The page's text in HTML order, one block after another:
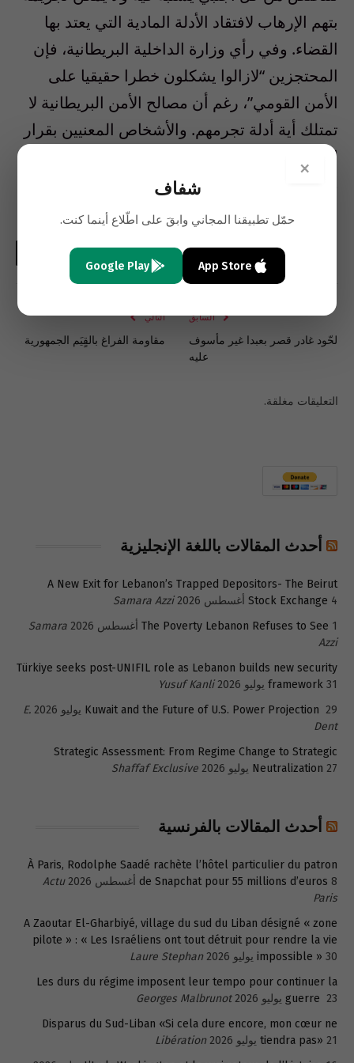
بتهم الإرهاب لافتقاد الأدلة المادية التي يعتد بها
القضاء. وفي رأي وزارة الداخلية البريطانية، فإن
المحتجزين “لازالوا يشكلون خطرا حقيقيا على
الأمن القومي”، رغم أن مصالح الأمن البريطانية لا
تمتلك أية أدلة تجرمهم. والأشخاص المعنيين بقرار
الترحيل ليسوا مطلوبين من القضاء الجزائري
وليسوا ضالعين في أعمال إرهابية.!!
فيسبوك تويتر لينكدإن
البريد
واتساب
Copy
السابق
لحّود غادر قصر بعبدا غير مأسوف
عليه
التالي
مقاومة الفراغ بالقٍيَم الجمهورية
التعليقات مغلقة.
أحدث المقالات باللغة الإنجليزية
A New Exit for Lebanon’s Trapped Depositors- The Beirut
Stock Exchange 4 أغسطس 2026
Samara Azzi
The Poverty Lebanon Refuses to See 1 أغسطس 2026
Samara
Azzi
Türkiye seeks post-UNIFIL role as Lebanon builds new security
framework 31 يوليو 2026
Yusuf Kanli
Kuwait and the Future of U.S. Power Projection 29 يوليو 2026
E.
Dent
Strategic Assessment: From Regime Change to Strategic
Neutralization 27 يوليو 2026 Shaffaf Exclusive
أحدث المقالات بالفرنسية
À Paris, Rodolphe Saadé rachète l’hôtel particulier du patron
de Snapchat pour 55 millions d’euros 8 أغسطس 2026
Actu
Paris
A Zaoutar El-Gharbiyé, village du sud du Liban désigné « zone
pilote » : « Les Israéliens ont tout détruit pour rendre la vie
impossible » 30 يوليو 2026
Laure Stephan
Les durs du régime imposent leur tempo pour continuer la
guerre 23 يوليو 2026
Georges Malbrunot
Disparus du Sud-Liban «Si cela dure encore, mon cœur ne
tiendra pas» 21 يوليو 2026
Libération
×
شفاف
حمّل تطبيقنا المجاني وابقَ على اطّلاع أينما كنت.
App Store
Google Play